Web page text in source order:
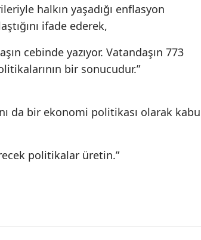
halkın yaşadığı enflasyon
ifade ederek,
cebinde yazıyor. Vatandaşın 773
bir sonucudur.”
da bir ekonomi politikası olarak
politikalar üretin.”